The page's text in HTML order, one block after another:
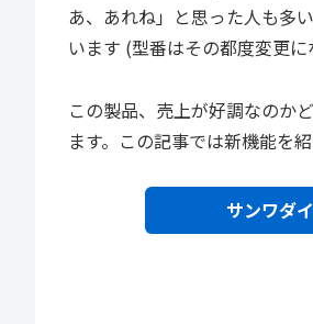
あ、あれね」と思った人も多
います (型番はその都度変更に
この製品、売上が好調なのか
ます。この記事では新機能を
サンワダ